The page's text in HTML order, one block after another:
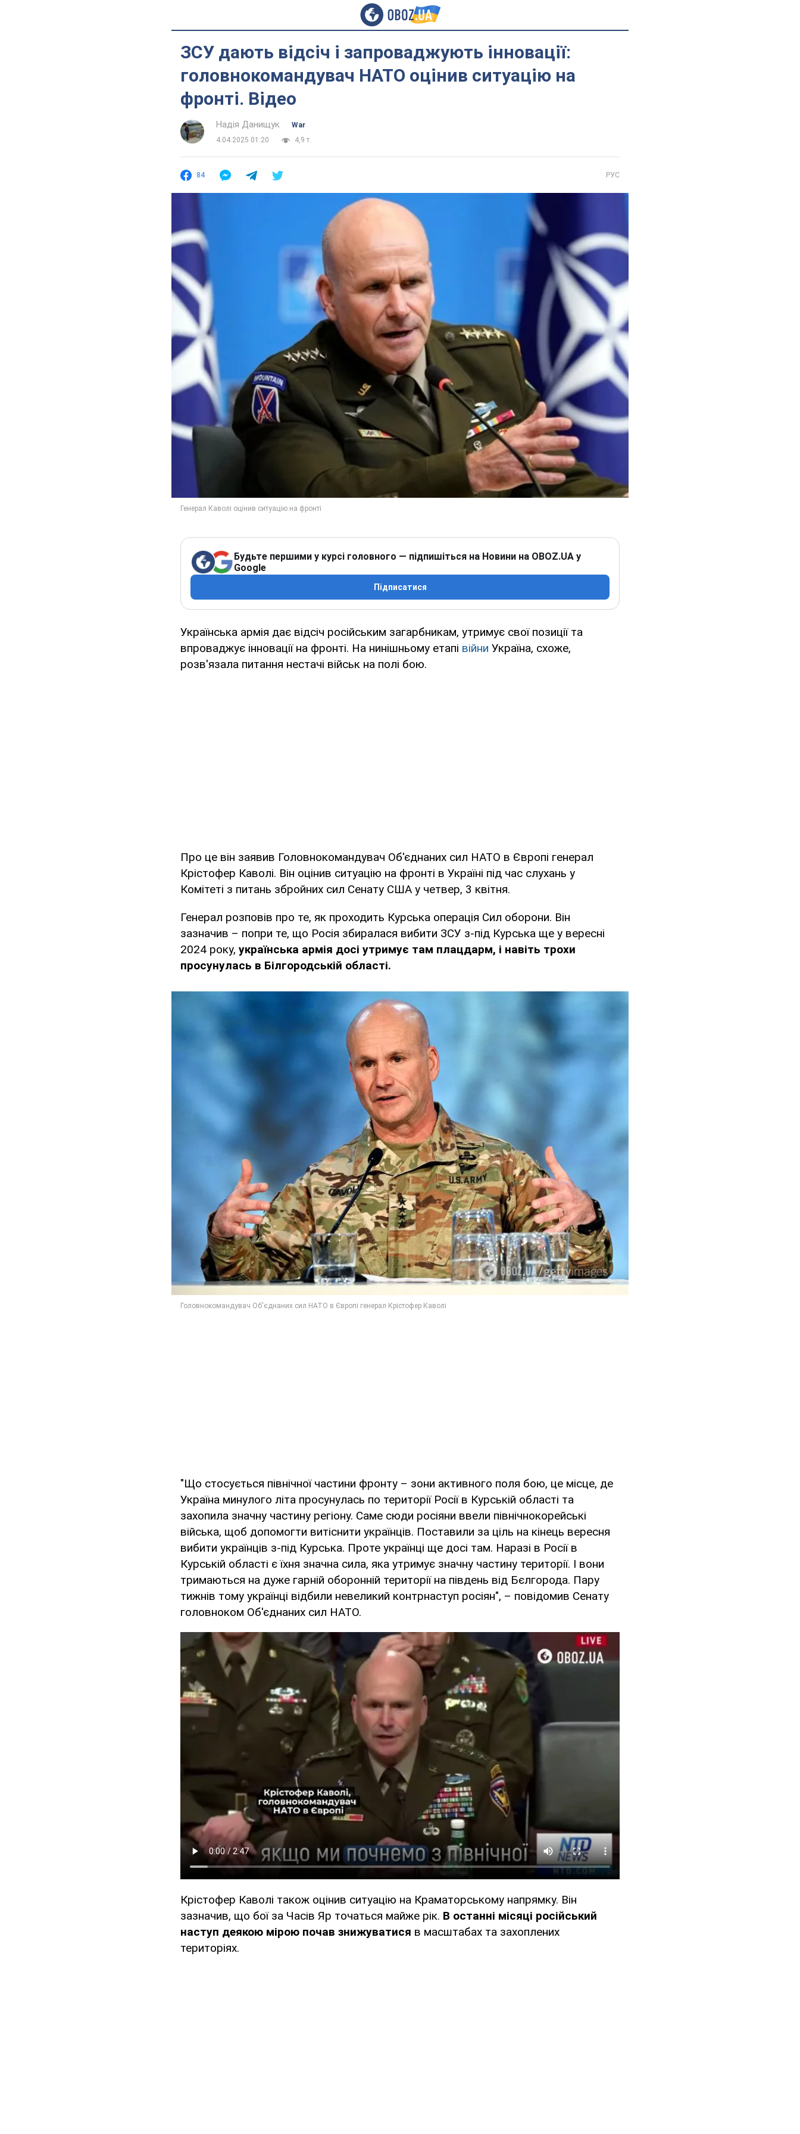
ЗСУ дають відсіч і запроваджують інновації:
головнокомандувач НАТО оцінив ситуацію на
фронті. Відео
Надія Данищук
War
4.04.2025 01:20
4,9 т.
84 РУС
Будьте першими у курсі головного — підпишіться на Новини на OBOZ.UA у
Google
Підписатися
Українська армія дає відсіч російським загарбникам, утримує свої позиції та
впроваджує інновації на фронті. На нинішньому етапі війни Україна, схоже,
розв'язала питання нестачі військ на полі бою.
Про це він заявив Головнокомандувач Об'єднаних сил НАТО в Європі генерал
Крістофер Каволі. Він оцінив ситуацію на фронті в Україні під час слухань у
Комітеті з питань збройних сил Сенату США у четвер, 3 квітня.
Генерал розповів про те, як проходить Курська операція Сил оборони. Він
зазначив – попри те, що Росія збиралася вибити ЗСУ з-під Курська ще у вересні
2024 року, українська армія досі утримує там плацдарм, і навіть трохи
просунулась в Білгородській області.
"Що стосується північної частини фронту – зони активного поля бою, це місце, де
Україна минулого літа просунулась по території Росії в Курській області та
захопила значну частину регіону. Саме сюди росіяни ввели північнокорейські
війська, щоб допомогти витіснити українців. Поставили за ціль на кінець вересня
вибити українців з-під Курська. Проте українці ще досі там. Наразі в Росії в
Курській області є їхня значна сила, яка утримує значну частину території. І вони
тримаються на дуже гарній оборонній території на південь від Бєлгорода. Пару
тижнів тому українці відбили невеликий контрнаступ росіян", – повідомив Сенату
головноком Об'єднаних сил НАТО.
Крістофер Каволі також оцінив ситуацію на Краматорському напрямку. Він
зазначив, що бої за Часів Яр точаться майже рік. В останні місяці російський
наступ деякою мірою почав знижуватися в масштабах та захоплених
територіях.